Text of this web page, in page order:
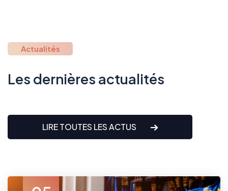
Actualités
Les dernières actualités
LIRE TOUTES LES ACTUS